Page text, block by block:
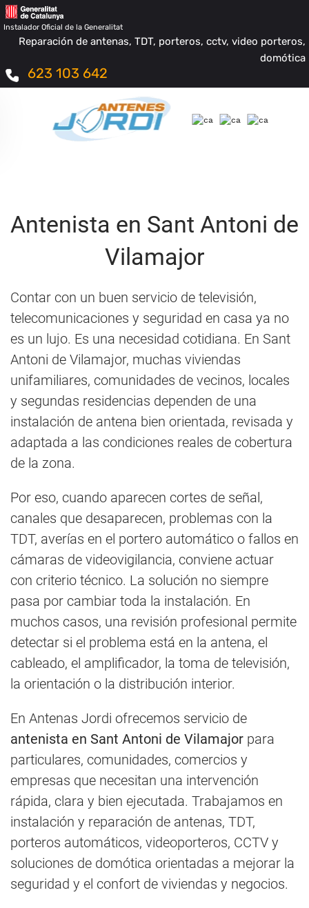
Instalador Oficial de la Generalitat
Reparación de antenas, TDT, porteros, cctv, video porteros,
domótica
623 103 642
Antenista en Sant Antoni de
Vilamajor
Contar con un buen servicio de televisión,
telecomunicaciones y seguridad en casa ya no
es un lujo. Es una necesidad cotidiana. En Sant
Antoni de Vilamajor, muchas viviendas
unifamiliares, comunidades de vecinos, locales
y segundas residencias dependen de una
instalación de antena bien orientada, revisada y
adaptada a las condiciones reales de cobertura
de la zona.
Por eso, cuando aparecen cortes de señal,
canales que desaparecen, problemas con la
TDT, averías en el portero automático o fallos en
cámaras de videovigilancia, conviene actuar
con criterio técnico. La solución no siempre
pasa por cambiar toda la instalación. En
muchos casos, una revisión profesional permite
detectar si el problema está en la antena, el
cableado, el amplificador, la toma de televisión,
la orientación o la distribución interior.
En Antenas Jordi ofrecemos servicio de
antenista en Sant Antoni de Vilamajor para
particulares, comunidades, comercios y
empresas que necesitan una intervención
rápida, clara y bien ejecutada. Trabajamos en
instalación y reparación de antenas, TDT,
porteros automáticos, videoporteros, CCTV y
soluciones de domótica orientadas a mejorar la
seguridad y el confort de viviendas y negocios.